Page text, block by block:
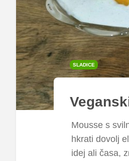
SLADICE
Mousse s
hkrati dovolj
idej ali časa,